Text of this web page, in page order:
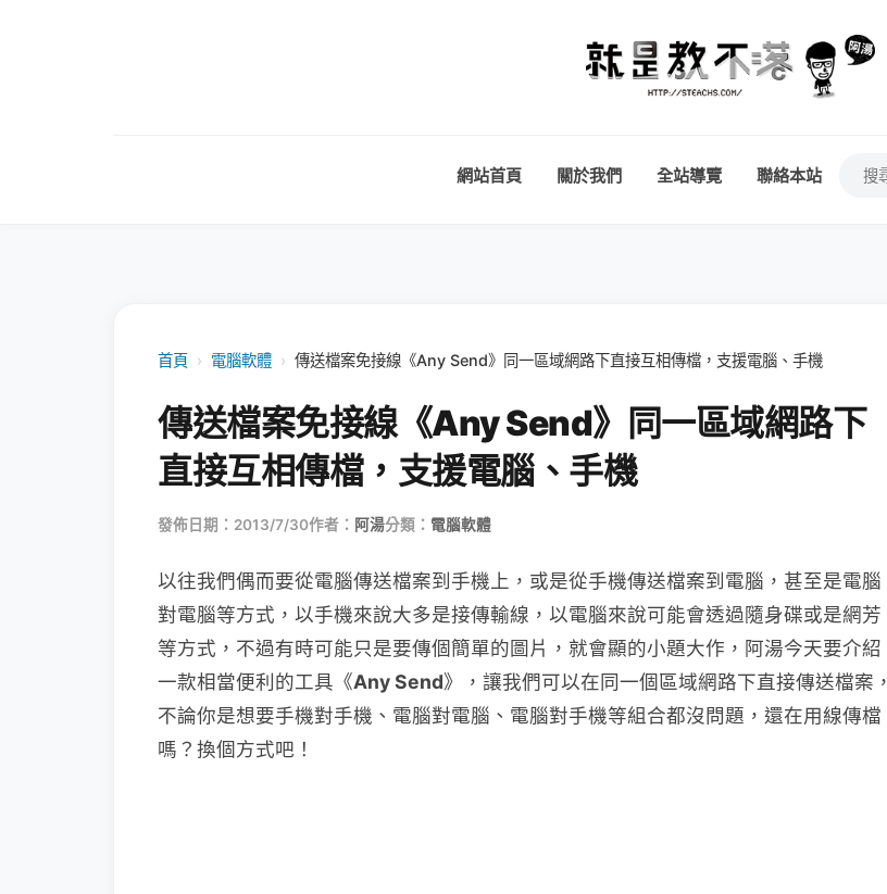
網站首頁 關於我們 全站導覽 聯絡本站
首頁 › 電腦軟體 › 傳送檔案免接線《Any Send》同一區域網路下直接互相傳檔，支援電腦、手機
傳送檔案免接線《Any Send》同一區域網路下
直接互相傳檔，支援電腦、手機
發佈日期：2013/7/30作者： 阿湯分類： 電腦軟體
以往我們偶而要從電腦傳送檔案到手機上，或是從手機傳送檔案到電腦，甚至是電腦
對電腦等方式，以手機來說大多是接傳輸線，以電腦來說可能會透過隨身碟或是網芳
等方式，不過有時可能只是要傳個簡單的圖片，就會顯的小題大作，阿湯今天要介紹
一款相當便利的工具《Any Send》，讓我們可以在同一個區域網路下直接傳送檔案，
不論你是想要手機對手機、電腦對電腦、電腦對手機等組合都沒問題，還在用線傳檔
嗎？換個方式吧！